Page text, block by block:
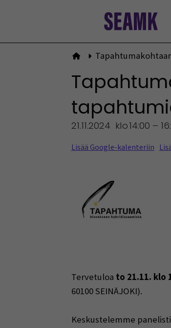
Etusivulle
21.11.2024 klo14:00 –
Lisää Google-kalenteriin
Tervetuloa to 21.11. klo
60100 SEINÄJOKI).
Keskustelemme